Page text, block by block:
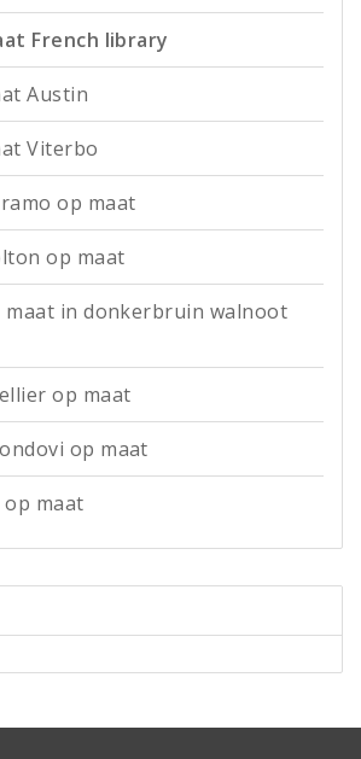
French library
Austin
Viterbo
op maat
op maat
maat in donkerbruin walnoot
op maat
op maat
maat